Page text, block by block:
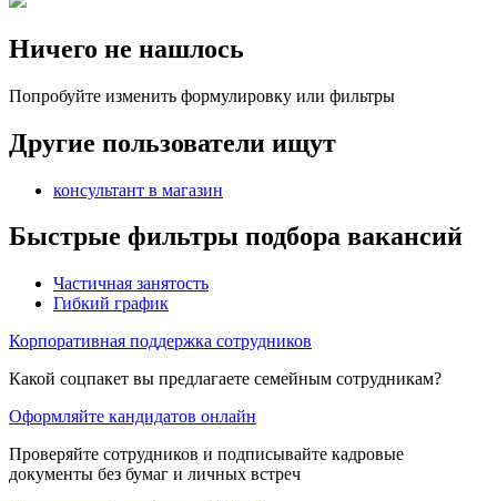
Ничего не нашлось
Попробуйте изменить формулировку или фильтры
Другие пользователи ищут
консультант в магазин
Быстрые фильтры подбора вакансий
Частичная занятость
Гибкий график
Корпоративная поддержка сотрудников
Какой соцпакет вы предлагаете семейным сотрудникам?
Оформляйте кандидатов онлайн
Проверяйте сотрудников и подписывайте кадровые
документы без бумаг и личных встреч